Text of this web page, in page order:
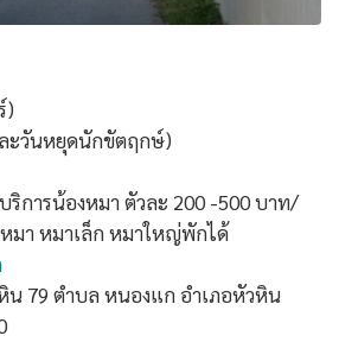
)
ะวันหยุดนักขัตฤกษ์)
ริการน้องหมา ตัวละ 200 -500 บาท/
มา หมาเล็ก หมาใหญ่พักได้
น 79 ตำบล หนองแก อำเภอหัวหิน